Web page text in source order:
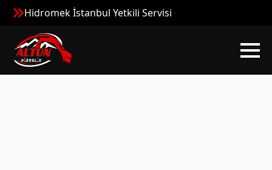
Hidromek İstanbul Yetkili Servisi